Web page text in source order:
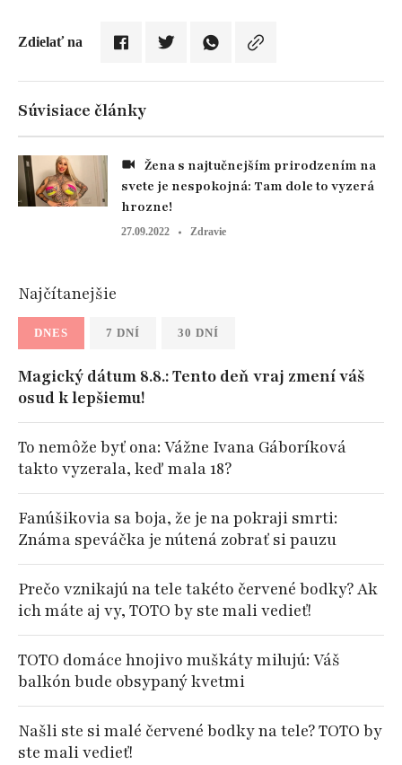
Zdielať na
Súvisiace články
svete je nespokojná: Tam dole to vyzerá
hrozne!
27.09.2022 Zdravie
Najčítanejšie
DNES 7 DNÍ 30 DNÍ
Magický dátum 8.8.: Tento deň vraj zmení váš
osud k lepšiemu!
To nemôže byť ona: Vážne Ivana Gáboríková
takto vyzerala, keď mala 18?
Fanúšikovia sa boja, že je na pokraji smrti:
Známa speváčka je nútená zobrať si pauzu
Prečo vznikajú na tele takéto červené bodky? Ak
ich máte aj vy, TOTO by ste mali vedieť!
TOTO domáce hnojivo muškáty milujú: Váš
balkón bude obsypaný kvetmi
Našli ste si malé červené bodky na tele? TOTO by
ste mali vedieť!